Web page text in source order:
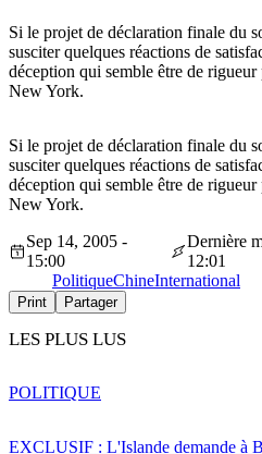
Si le projet de déclaration finale du
susciter quelques réactions de
déception qui semble être de
New York.
Si le projet de déclaration finale du
susciter quelques réactions de
déception qui semble être de
New York.
Sep 14, 2005 -
15:00
Dernière
12:01
PolitiqueChineInternational
Print Partager
LES PLUS LUS
EXCLUSIF : L'Islande demande à
POLITIQUE